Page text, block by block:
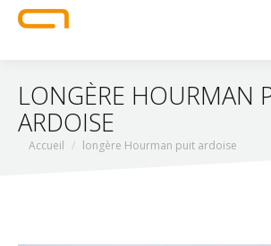
LONGÈRE HOURMAN
ARDOISE
Vous êtes ici :
Accueil longère Hourman puit ardoise